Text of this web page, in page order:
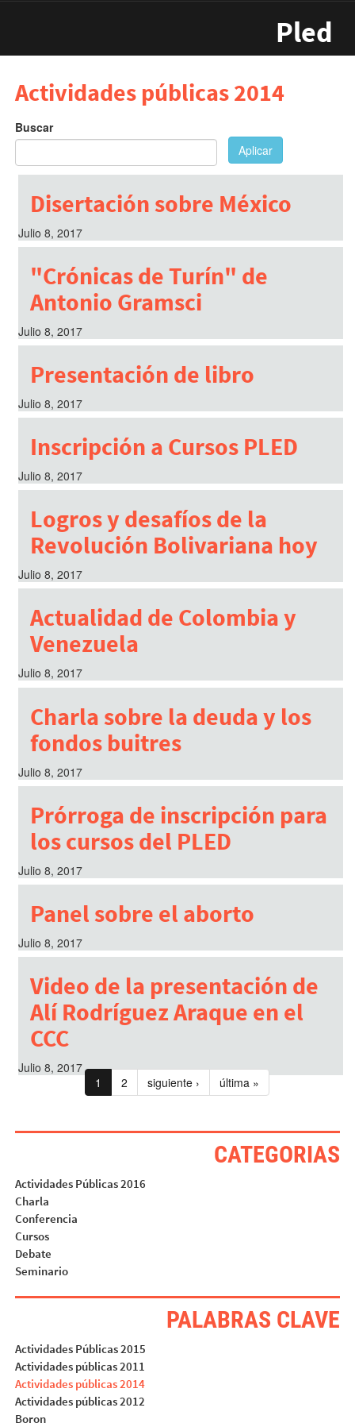
Pled
Actividades públicas 2014
Buscar
Aplicar
Disertación sobre México
Julio 8, 2017
"Crónicas de Turín" de
Antonio Gramsci
Julio 8, 2017
Presentación de libro
Julio 8, 2017
Inscripción a Cursos PLED
Julio 8, 2017
Logros y desafíos de la
Revolución Bolivariana hoy
Julio 8, 2017
Actualidad de Colombia y
Venezuela
Julio 8, 2017
Charla sobre la deuda y los
fondos buitres
Julio 8, 2017
Prórroga de inscripción para
los cursos del PLED
Julio 8, 2017
Panel sobre el aborto
Julio 8, 2017
Video de la presentación de
Alí Rodríguez Araque en el
CCC
Julio 8, 2017
1
2 siguiente › última »
CATEGORIAS
Actividades Públicas 2016
Charla
Conferencia
Cursos
Debate
Seminario
PALABRAS CLAVE
Actividades Públicas 2015
Actividades públicas 2011
Actividades públicas 2014
Actividades públicas 2012
Boron